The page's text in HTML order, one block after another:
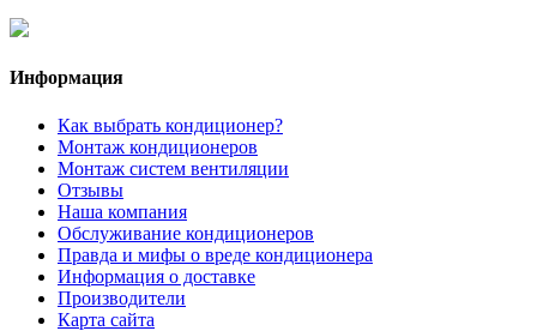
Информация
Как выбрать кондиционер?
Монтаж кондиционеров
Монтаж систем вентиляции
Отзывы
Наша компания
Обслуживание кондиционеров
Правда и мифы о вреде кондиционера
Информация о доставке
Производители
Карта сайта